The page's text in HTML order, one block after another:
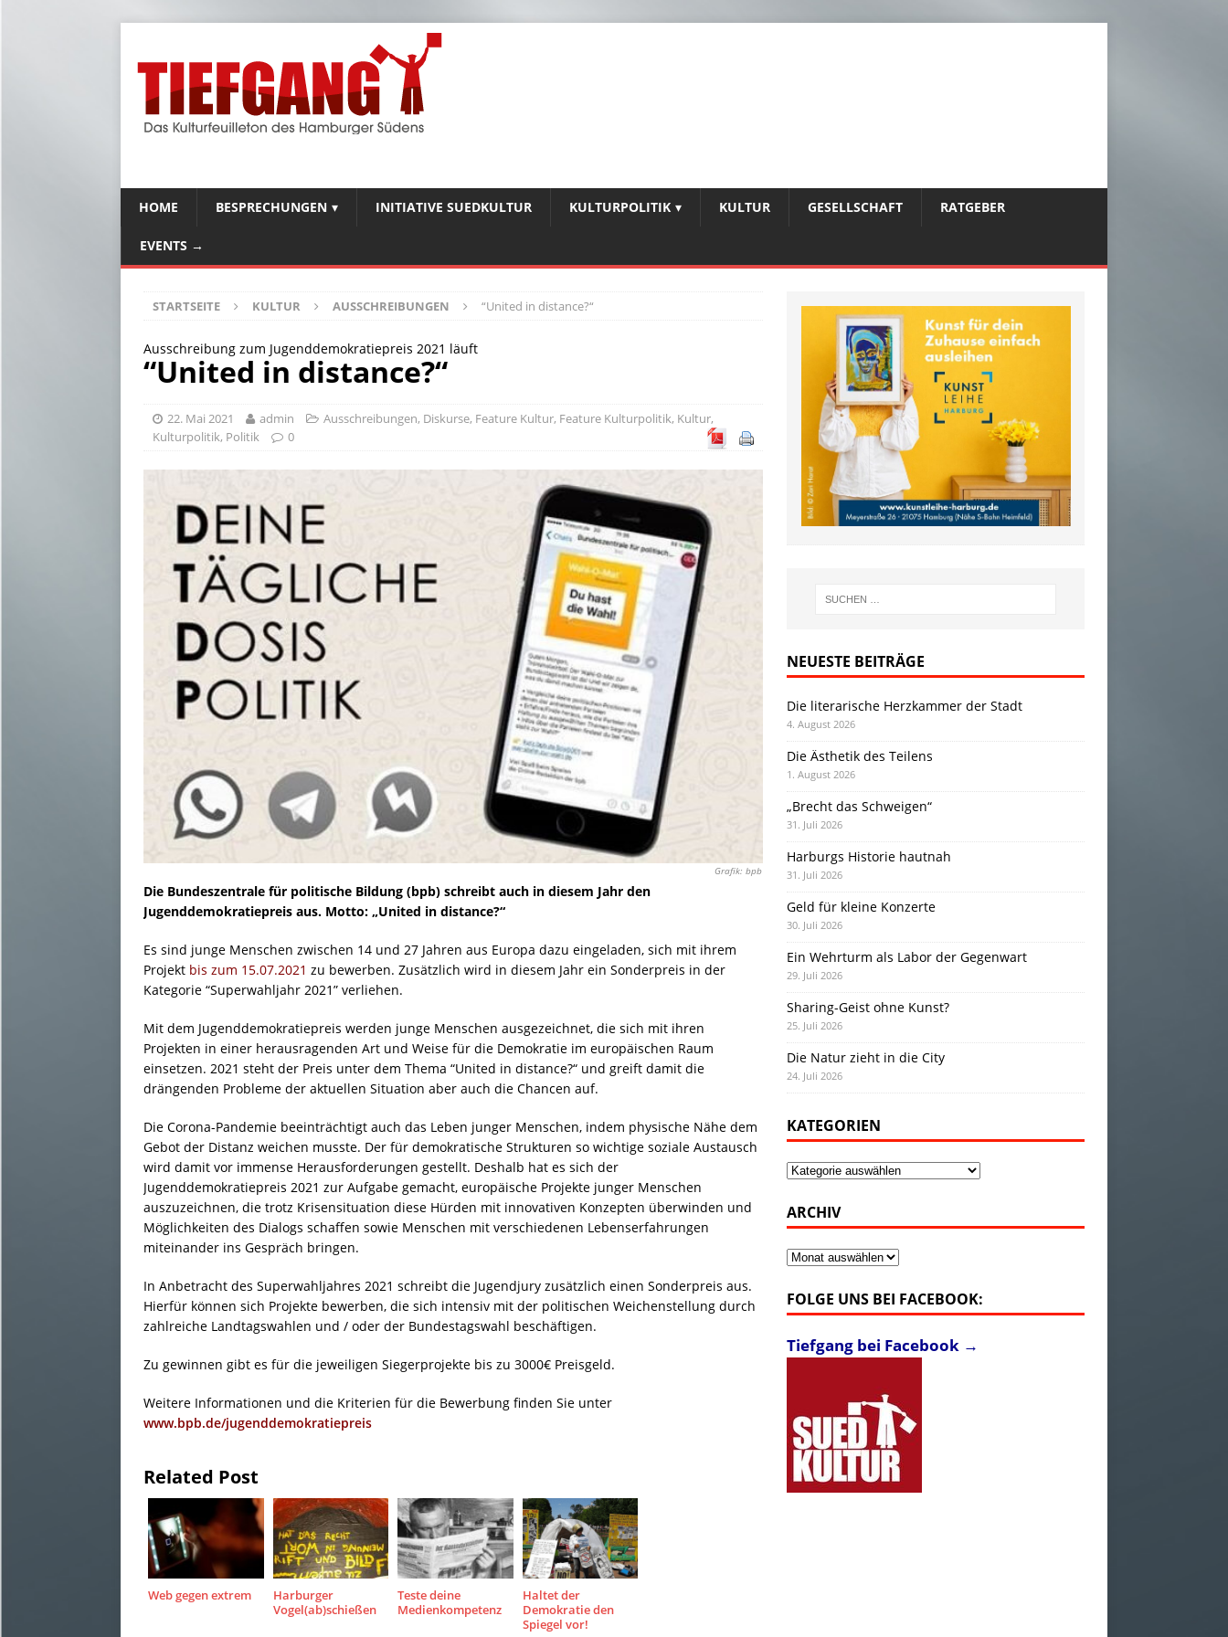
HOME BESPRECHUNGEN INITIATIVE SUEDKULTUR KULTURPOLITIK KULTUR GESELLSCHAFT RATGEBER
EVENTS →
STARTSEITE KULTUR AUSSCHREIBUNGEN “United in distance?“
Ausschreibung zum Jugenddemokratiepreis 2021 läuft
“United in distance?“
22. Mai 2021 admin Ausschreibungen, Diskurse, Feature Kultur, Feature Kulturpolitik, Kultur,
Kulturpolitik, Politik 0
Grafik: bpb
Die Bundeszentrale für politische Bildung (bpb) schreibt auch in diesem Jahr den
Jugenddemokratiepreis aus. Motto: „United in distance?“
Es sind junge Menschen zwischen 14 und 27 Jahren aus Europa dazu eingeladen, sich mit ihrem
Projekt bis zum 15.07.2021 zu bewerben. Zusätzlich wird in diesem Jahr ein Sonderpreis in der
Kategorie “Superwahljahr 2021” verliehen.
Mit dem Jugenddemokratiepreis werden junge Menschen ausgezeichnet, die sich mit ihren
Projekten in einer herausragenden Art und Weise für die Demokratie im europäischen Raum
einsetzen. 2021 steht der Preis unter dem Thema “United in distance?“ und greift damit die
drängenden Probleme der aktuellen Situation aber auch die Chancen auf.
Die Corona-Pandemie beeinträchtigt auch das Leben junger Menschen, indem physische Nähe dem
Gebot der Distanz weichen musste. Der für demokratische Strukturen so wichtige soziale Austausch
wird damit vor immense Herausforderungen gestellt. Deshalb hat es sich der
Jugenddemokratiepreis 2021 zur Aufgabe gemacht, europäische Projekte junger Menschen
auszuzeichnen, die trotz Krisensituation diese Hürden mit innovativen Konzepten überwinden und
Möglichkeiten des Dialogs schaffen sowie Menschen mit verschiedenen Lebenserfahrungen
miteinander ins Gespräch bringen.
In Anbetracht des Superwahljahres 2021 schreibt die Jugendjury zusätzlich einen Sonderpreis aus.
Hierfür können sich Projekte bewerben, die sich intensiv mit der politischen Weichenstellung durch
zahlreiche Landtagswahlen und / oder der Bundestagswahl beschäftigen.
Zu gewinnen gibt es für die jeweiligen Siegerprojekte bis zu 3000€ Preisgeld.
Weitere Informationen und die Kriterien für die Bewerbung finden Sie unter
www.bpb.de/jugenddemokratiepreis
Related Post
Web gegen extrem
Harburger
Vogel(ab)schießen
Teste deine
Medienkompetenz
Haltet der
Demokratie den
Spiegel vor!
NEUESTE BEITRÄGE
Die literarische Herzkammer der Stadt
4. August 2026
Die Ästhetik des Teilens
1. August 2026
„Brecht das Schweigen“
31. Juli 2026
Harburgs Historie hautnah
31. Juli 2026
Geld für kleine Konzerte
30. Juli 2026
Ein Wehrturm als Labor der Gegenwart
29. Juli 2026
Sharing-Geist ohne Kunst?
25. Juli 2026
Die Natur zieht in die City
24. Juli 2026
KATEGORIEN
Kategorien
ARCHIV
Archiv
FOLGE UNS BEI FACEBOOK:
Tiefgang bei Facebook →